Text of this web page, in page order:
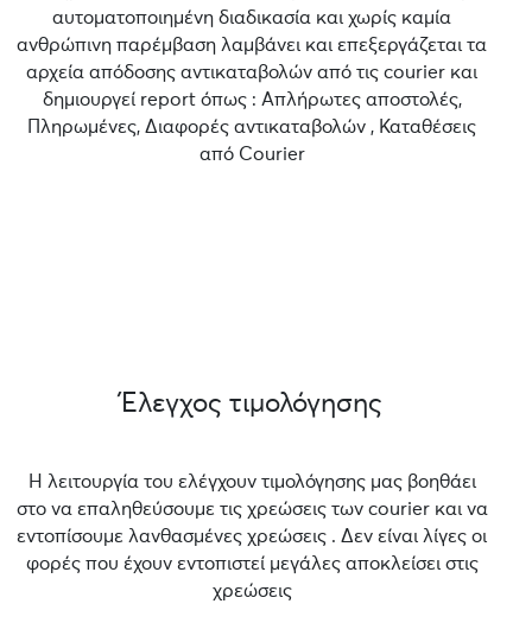
αυτοματοποιημένη διαδικασία και χωρίς καμία
ανθρώπινη παρέμβαση λαμβάνει και επεξεργάζεται τα
αρχεία απόδοσης αντικαταβολών από τις courier και
δημιουργεί report όπως : Απλήρωτες αποστολές,
Πληρωμένες, Διαφορές αντικαταβολών , Καταθέσεις
από Courier
Έλεγχος τιμολόγησης
Η λειτουργία του ελέγχουν τιμολόγησης μας βοηθάει
στο να επαληθεύσουμε τις χρεώσεις των courier και να
εντοπίσουμε λανθασμένες χρεώσεις . Δεν είναι λίγες οι
φορές που έχουν εντοπιστεί μεγάλες αποκλείσει στις
χρεώσεις